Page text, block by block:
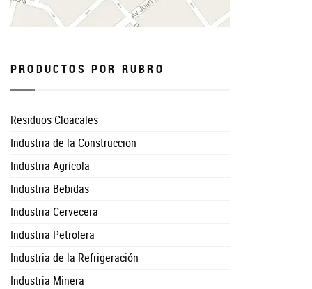
PRODUCTOS POR RUBRO
Residuos Cloacales
Industria de la Construccion
Industria Agrícola
Industria Bebidas
Industria Cervecera
Industria Petrolera
Industria de la Refrigeración
Industria Minera